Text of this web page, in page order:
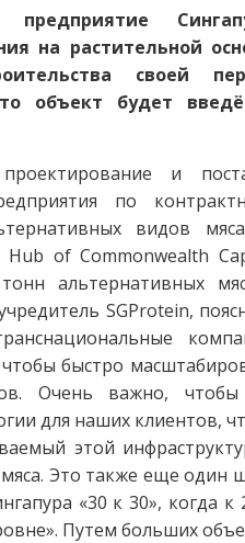
предприятие
на растительной
своей
объект будет
и
по
видов
of Commonwealth
альтернативных
SGProtein,
быстро
Очень важно,
для наших клиентов,
этой
Это также еще один
«30 к 30», когда к
Путем больших